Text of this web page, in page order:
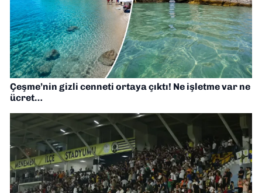
Çeşme’nin gizli cenneti ortaya çıktı! Ne işletme var ne
ücret…